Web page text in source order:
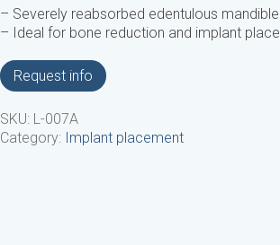
– Severely reabsorbed edentulous
– Ideal for bone reduction and implant
Request info
SKU: L-007A
Category: Implant placement